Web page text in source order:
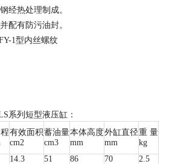
经热处理制成。
配有防污油封。
1型内丝螺纹
系列短型液压缸：
程有效面积
cm2
蓄油量
cm3
本体高度
mm
外缸直径
mm
重 量
kg
14.3 51 86 70
2.5